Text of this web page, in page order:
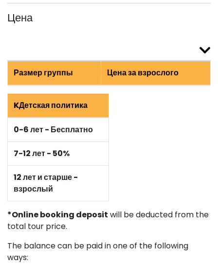
Цена
Размер группы Цена за взрослого
KДетская политика
0-6 лет - Бесплатно
7-12 лет - 50%
12 лет и старше -
взрослый
*Online booking deposit will be deducted from the
total tour price.
The balance can be paid in one of the following
ways: